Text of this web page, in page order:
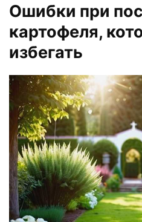
Ошибки при
картофеля,
избегать